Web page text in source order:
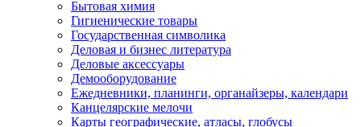
Бытовая химия
Гигиенические товары
Государственная символика
Деловая и бизнес литература
Деловые аксессуары
Демооборудование
Ежедневники, планинги, органайзеры, календари
Канцелярские мелочи
Карты географические, атласы, глобусы